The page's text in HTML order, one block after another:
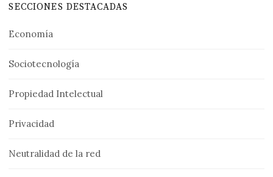
SECCIONES DESTACADAS
Economía
Sociotecnología
Propiedad Intelectual
Privacidad
Neutralidad de la red